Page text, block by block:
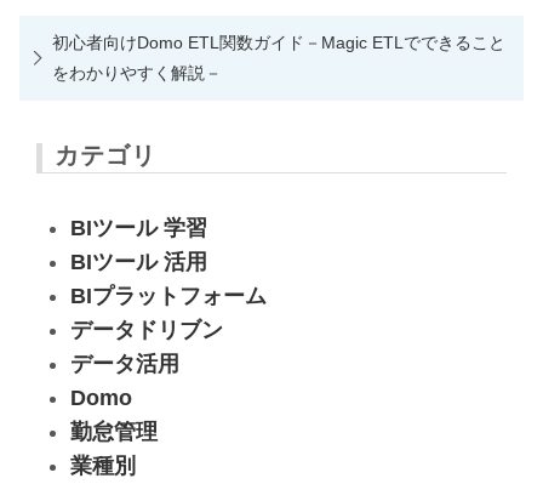
初心者向けDomo ETL関数ガイド－Magic ETLでできること
をわかりやすく解説－
カテゴリ
BIツール 学習
BIツール 活用
BIプラットフォーム
データドリブン
データ活用
Domo
勤怠管理
業種別